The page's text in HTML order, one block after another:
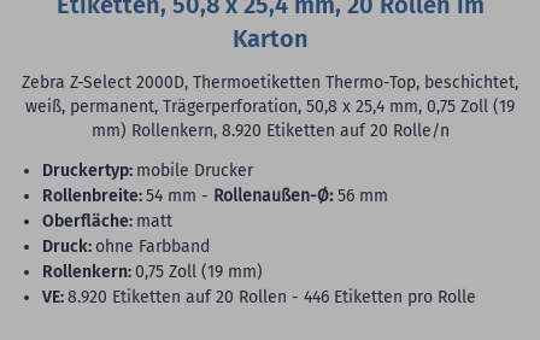
Karton
Zebra Z-Select 2000D, Thermoetiketten Thermo-Top, beschichtet,
weiß, permanent, Trägerperforation, 50,8 x 25,4 mm, 0,75 Zoll (19
mm) Rollenkern, 8.920 Etiketten auf 20 Rolle/n
Druckertyp: mobile Drucker
Rollenbreite:54 mm - Rollenaußen-Ø: 56 mm
Oberfläche: matt
Druck: ohne Farbband
Rollenkern:0,75 Zoll (19 mm)
VE:8.920 Etiketten auf 20 Rollen - 446 Etiketten pro Rolle